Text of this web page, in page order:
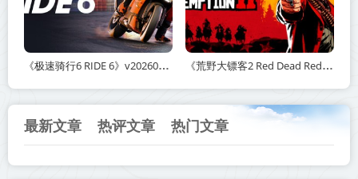
《极速骑行6 RIDE 6》v20260511-免安装中文版丨中文版网盘下载 《荒野大镖客2 Red Dead Redemption 2》v1491.50-打包mod+送修改器丨中文版网盘下载
最新文章 热评文章 热门文章